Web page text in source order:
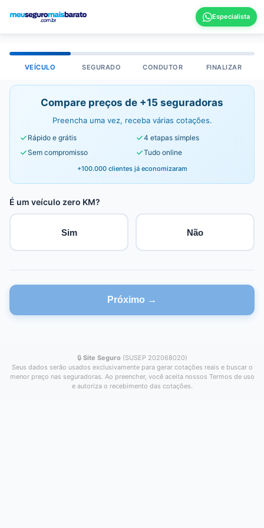
VEÍCULO SEGURADO CONDUTOR FINALIZAR
Compare preços de +15 seguradoras
Preencha uma vez, receba várias cotações.
Rápido e grátis
4 etapas simples
Sem compromisso
Tudo online
+100.000 clientes já economizaram
É um veículo zero KM?
Sim Não
Próximo →
🔒 Site Seguro (SUSEP 202068020)
Seus dados serão usados exclusivamente para gerar cotações reais e buscar o
menor preço nas seguradoras. Ao preencher, você aceita nossos Termos de uso
e autoriza o recebimento das cotações.